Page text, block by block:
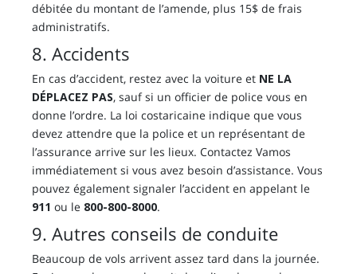
débitée du montant de l’amende, plus 15$ de frais
administratifs.
8. Accidents
En cas d’accident, restez avec la voiture et NE LA
DÉPLACEZ PAS, sauf si un officier de police vous en
donne l’ordre. La loi costaricaine indique que vous
devez attendre que la police et un représentant de
l’assurance arrive sur les lieux. Contactez Vamos
immédiatement si vous avez besoin d’assistance. Vous
pouvez également signaler l’accident en appelant le
911 ou le 800-800-8000.
9. Autres conseils de conduite
Beaucoup de vols arrivent assez tard dans la journée.